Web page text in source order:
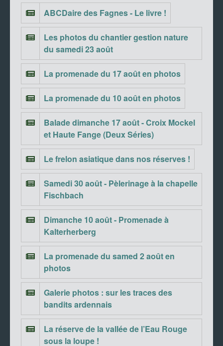
ABCDaire des Fagnes - Le livre !
Les photos du chantier gestion nature
du samedi 23 août
La promenade du 17 août en photos
La promenade du 10 août en photos
Balade dimanche 17 août - Croix Mockel
et Haute Fange (Deux Séries)
Le frelon asiatique dans nos réserves !
Samedi 30 août - Pèlerinage à la chapelle
Fischbach
Dimanche 10 août - Promenade à
Kalterherberg
La promenade du samed 2 août en
photos
Galerie photos : sur les traces des
bandits ardennais
La réserve de la vallée de l’Eau Rouge
sous la loupe !